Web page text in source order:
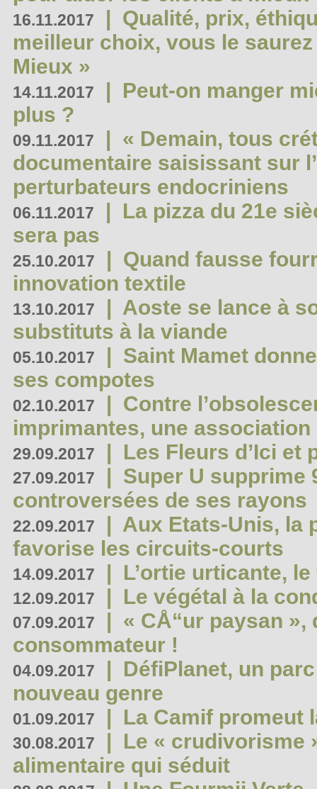
16.11.2017 | Qualité, prix,
meilleur choix, vous le
Mieux »
14.11.2017 | Peut-on manger
plus ?
09.11.2017 | « Demain, tous
documentaire saisissant sur
perturbateurs endocriniens
06.11.2017 | La pizza du 21e
sera pas
25.10.2017 | Quand fausse
innovation textile
13.10.2017 | Aoste se lance à
substituts à la viande
05.10.2017 | Saint Mamet
ses compotes
02.10.2017 | Contre
imprimantes, une
29.09.2017 | Les Fleurs d’Ici et
27.09.2017 | Super U supprime
controversées de ses rayons
22.09.2017 | Aux Etats-Unis, la
favorise les circuits-courts
14.09.2017 | L’ortie urticante,
12.09.2017 | Le végétal à la
07.09.2017 | « CÅ“ur paysan
consommateur !
04.09.2017 | DéfiPlanet, un
nouveau genre
01.09.2017 | La Camif promeut
30.08.2017 | Le « crudivorisme
alimentaire qui séduit